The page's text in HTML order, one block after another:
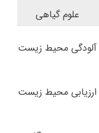
علوم گیاهی
آلودگی محیط زیست
ارزیابی محیط زیست